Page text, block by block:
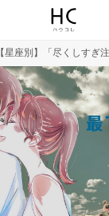
【星座別】「尽くしすぎ